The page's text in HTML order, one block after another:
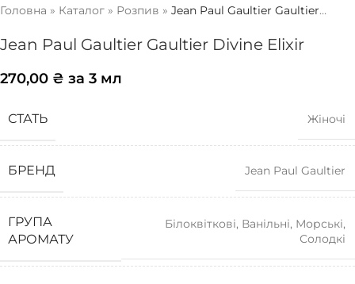
Головна » Каталог » Розпив » Jean Paul Gaultier Gaultier
Jean Paul Gaultier Gaultier Divine Elixir
270,00 ₴ за 3 мл
СТАТЬ Жіночі
БРЕНД Jean Paul Gaultier
ГРУПА
АРОМАТУ
Білоквіткові, Ванільні, Морські,
Солодкі